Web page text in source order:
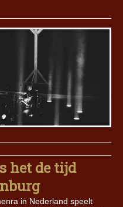
het de tijd
in Nederland speelt